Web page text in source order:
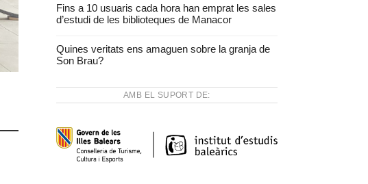
Fins a 10 usuaris cada hora han emprat les sales
d’estudi de les biblioteques de Manacor
Quines veritats ens amaguen sobre la granja de
Son Brau?
AMB EL SUPORT DE: